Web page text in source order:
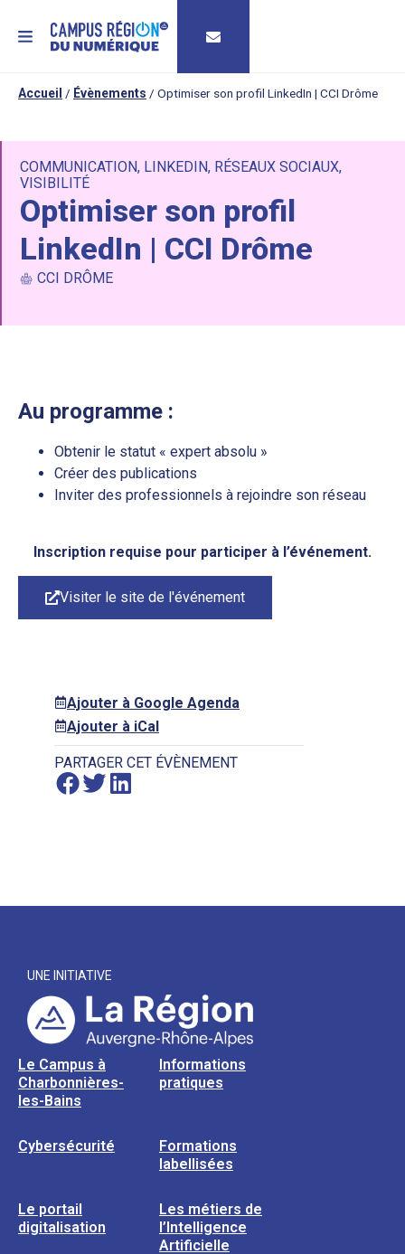
MENU
Accueil / Évènements / Optimiser son profil LinkedIn | CCI Drôme
COMMUNICATION, LINKEDIN, RÉSEAUX SOCIAUX,
VISIBILITÉ
Optimiser son profil
LinkedIn | CCI Drôme
CCI DRÔME
Au programme :
Obtenir le statut « expert absolu »
Créer des publications
Inviter des professionnels à rejoindre son réseau
Inscription requise pour participer à l’événement.
Visiter le site de l'événement
Ajouter à Google Agenda
Ajouter à iCal
PARTAGER CET ÉVÈNEMENT
UNE INITIATIVE
Le Campus à
Charbonnières-
les-Bains
Informations
pratiques
Cybersécurité
Formations
labellisées
Le portail
digitalisation
Les métiers de
l’Intelligence
Artificielle